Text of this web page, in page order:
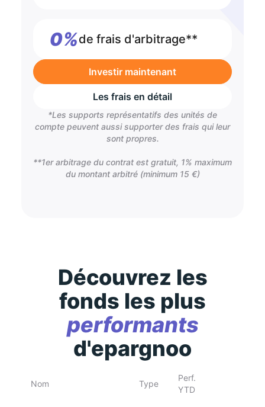
0%de frais d'arbitrage**
Investir maintenant
Les frais en détail
*Les supports représentatifs des unités de
compte peuvent aussi supporter des frais qui leur
sont propres.
**1er arbitrage du contrat est gratuit, 1% maximum
du montant arbitré (minimum 15 €)
Découvrez les
fonds les plus
performants
d'epargnoo
Nom Type
Perf.
YTD